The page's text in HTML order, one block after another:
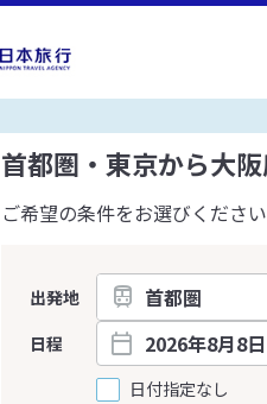
首都圏・東京から大
ご希望の条件をお選びください
出発地
日程
日付指定なし